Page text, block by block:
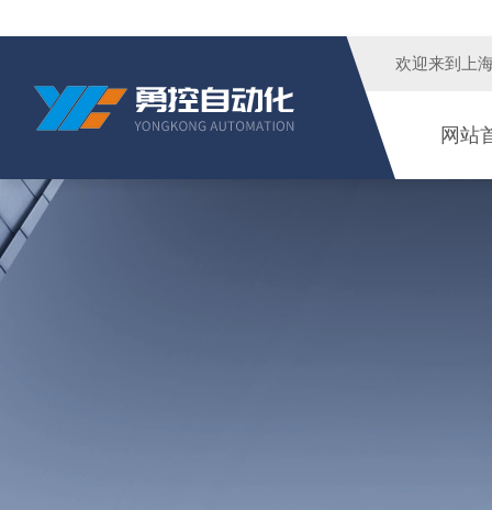
欢迎来到 上
网站